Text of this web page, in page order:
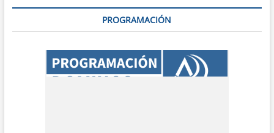
PROGRAMACIÓN